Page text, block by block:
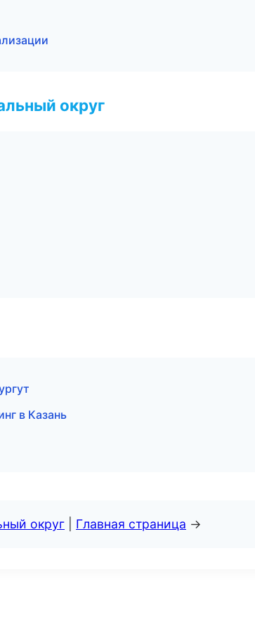
округ
в Казань
округ Главная страница →